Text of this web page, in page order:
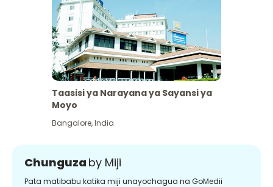
Taasisi ya Narayana ya Sayansi ya
Moyo
Bangalore,India
Chunguza by Miji
Pata matibabu katika miji unayochagua na GoMedii